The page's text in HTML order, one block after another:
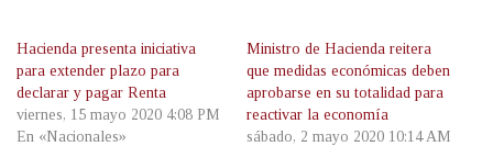
Hacienda presenta iniciativa
para extender plazo para
declarar y pagar Renta
viernes, 15 mayo 2020 4:08 PM
En «Nacionales»
Ministro de Hacienda reitera
que medidas económicas deben
aprobarse en su totalidad para
reactivar la economía
sábado, 2 mayo 2020 10:14 AM